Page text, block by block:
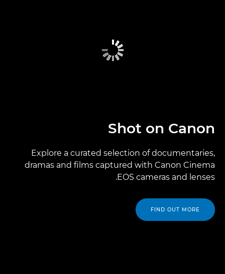
Shot on Canon
Explore a curated selection of documentaries,
dramas and films captured with Canon Cinema
EOS cameras and lenses.
FIND OUT MORE